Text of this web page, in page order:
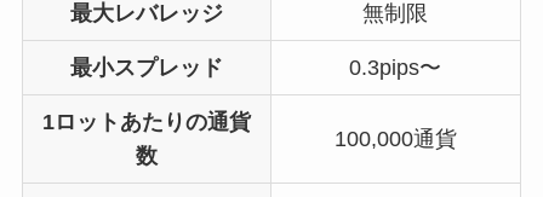
最大レバレッジ 無制限
最小スプレッド 0.3pips〜
1ロットあたりの通貨
数
100,000通貨